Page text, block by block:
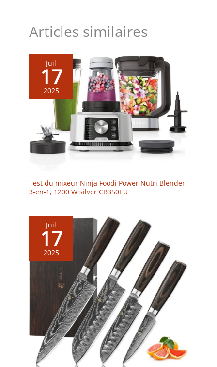
Articles similaires
Juil
17
2025
Test du mixeur Ninja Foodi Power Nutri Blender
3-en-1, 1200 W silver CB350EU
Juil
17
2025